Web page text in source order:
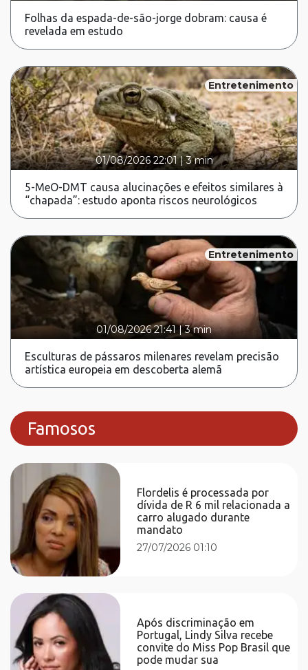
Folhas da espada-de-são-jorge dobram: causa é
revelada em estudo
Entretenimento
01/08/2026 22:01|3 min
5-MeO-DMT causa alucinações e efeitos similares à
“chapada”: estudo aponta riscos neurológicos
Entretenimento
01/08/2026 21:41 |3 min
Esculturas de pássaros milenares revelam precisão
artística europeia em descoberta alemã
Famosos
Flordelis é processada por
dívida de R 6 mil relacionada a
carro alugado durante
mandato
27/07/2026 01:10
Após discriminação em
Portugal, Lindy Silva recebe
convite do Miss Pop Brasil que
pode mudar sua